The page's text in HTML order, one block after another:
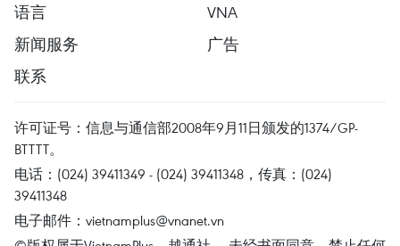
语言
VNA
新闻服务
广告
联系
许可证号：信息与通信部2008年9月11日颁发的1374/GP-
BTTTT。
电话：(024) 39411349 - (024) 39411348，传真：(024)
39411348
电子邮件： vietnamplus@vnanet.vn